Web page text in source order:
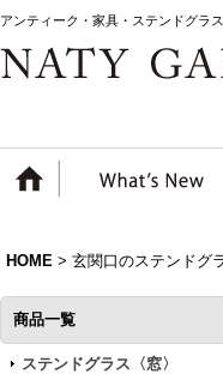
アンティーク・家具・ステンドグラ
HOME > 玄関口のステンドグ
商品一覧
ステンドグラス〈窓〉